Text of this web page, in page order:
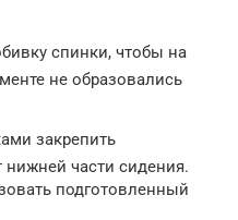
спинки, чтобы на
не образовались
закрепить
нижней части сидения.
подготовленный